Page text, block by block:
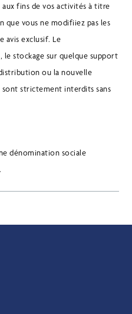
fins de vos activités à titre
que vous ne modifiiez pas les
avis exclusif. Le
le stockage sur quelque support
ou la nouvelle
strictement interdits sans
dénomination sociale